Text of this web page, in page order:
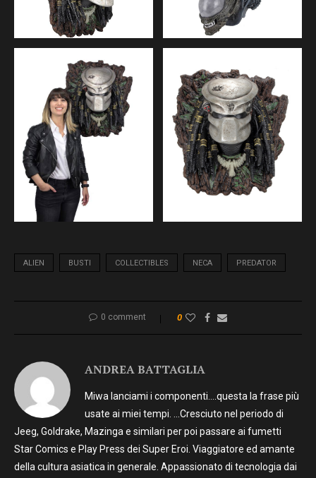
ALIEN BUSTI COLLECTIBLES NECA PREDATOR
0 comment 0
ANDREA BATTAGLIA
Miwa lanciami i componenti….questa la frase più
usate ai miei tempi. …Cresciuto nel periodo di
Jeeg, Goldrake, Mazinga e similari per poi passare ai fumetti
Star Comics e Play Press dei Super Eroi. Viaggiatore ed amante
della cultura asiatica in generale. Appassionato di tecnologia dai